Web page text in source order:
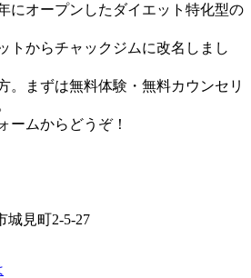
にオープンしたダイエット特化型の
トからチャックジムに改名しまし
。まずは無料体験・無料カウンセリ
ームからどうぞ！
城見町2-5-27